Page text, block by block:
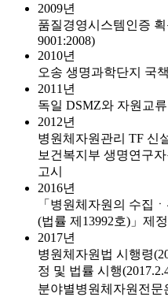
2009년
품질경영시스템인증 획
9001:2008)
2010년
오송 생명과학단지 국
2011년
독일 DSMZ와 자원교
2012년
병원체자원관리 TF 신
보건복지부 생명연구
고시
2016년
「병원체자원의 수집
(법률 제13992호)」제정
2017년
병원체자원법 시행령
정 및 법률 시행
분야별병원체자원전문